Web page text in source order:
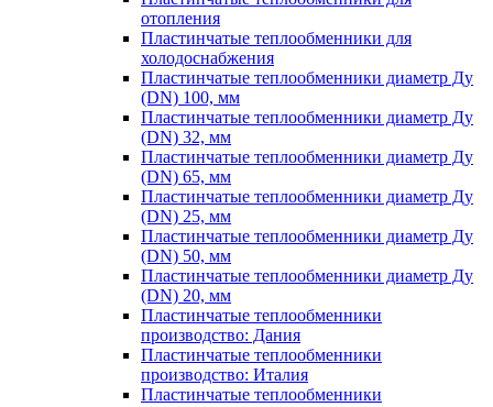
отопления
Пластинчатые теплообменники для
холодоснабжения
Пластинчатые теплообменники диаметр Ду
(DN) 100, мм
Пластинчатые теплообменники диаметр Ду
(DN) 32, мм
Пластинчатые теплообменники диаметр Ду
(DN) 65, мм
Пластинчатые теплообменники диаметр Ду
(DN) 25, мм
Пластинчатые теплообменники диаметр Ду
(DN) 50, мм
Пластинчатые теплообменники диаметр Ду
(DN) 20, мм
Пластинчатые теплообменники
производство: Дания
Пластинчатые теплообменники
производство: Италия
Пластинчатые теплообменники